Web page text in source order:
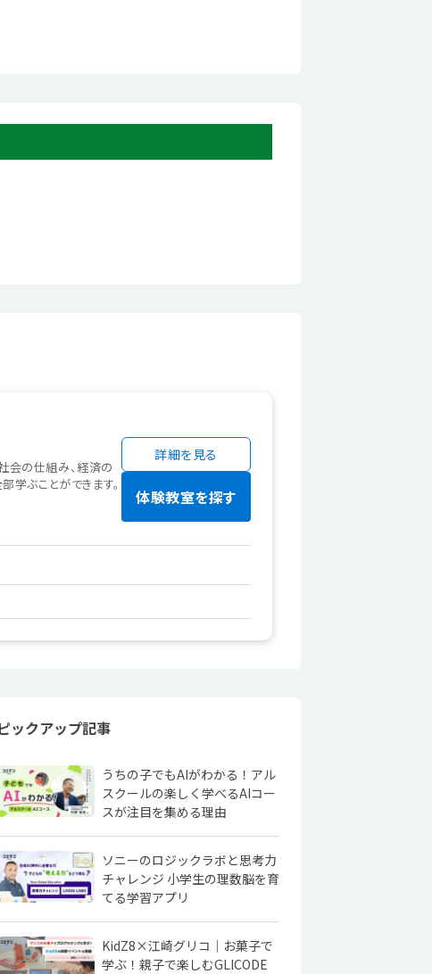
会の仕組み、経済の
学ぶことができます。
詳細を見る
体験教室を探す
ックアップ記事
うちの子でもAIがわかる！アル
スクールの楽しく学べるAIコー
スが注目を集める理由
ソニーのロジックラボと思考力
チャレンジ 小学生の理数脳を育
てる学習アプリ
KidZ8×江崎グリコ｜お菓子で
学ぶ！親子で楽しむGLICODE